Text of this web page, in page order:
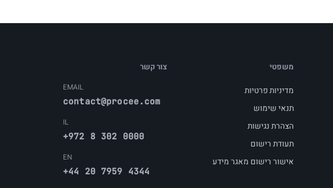
משפטי
מדיניות פרטיות
תנאי שימוש
הצהרת נגישות
תעודת רישום
אישור רישום מאגר מידע
צור קשר
EMAIL
contact@procee.com
IL
+972 8 302 0000
EN
+44 20 7959 4344